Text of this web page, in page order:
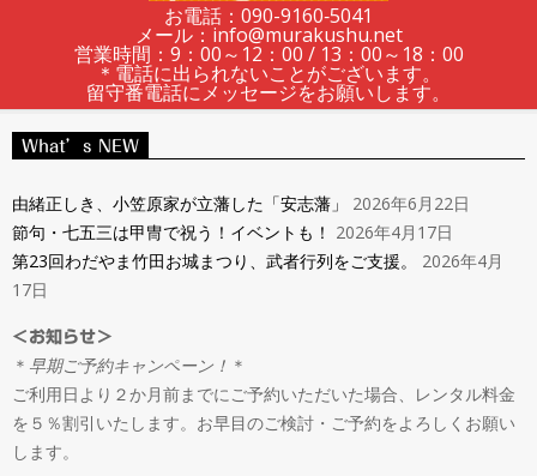
レ
ン
タ
ル
＆
オ
お電話：090-9160‐5041
メール：info@murakushu.net
営業時間：9：00～12：00 / 13：00～18：00
＊電話に出られないことがございます。
留守番電話にメッセージをお願いします。
Navigation
What’s NEW
由緒正しき、小笠原家が立藩した「安志藩」
2026年6月22日
節句・七五三は甲冑で祝う！イベントも！ 2026年4月17日
第23回わだやま竹田お城まつり、武者行列をご支援。
2026年4月
17日
＜お知らせ＞
＊ 早期ご予約キャンペーン！ ＊
ご利用日より２か月前までにご予約いただいた場合、レンタル料金
を５％割引いたします。お早目のご検討・ご予約をよろしくお願い
します。